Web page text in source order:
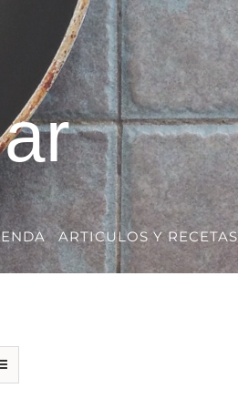
ARTICULOS Y RECETAS